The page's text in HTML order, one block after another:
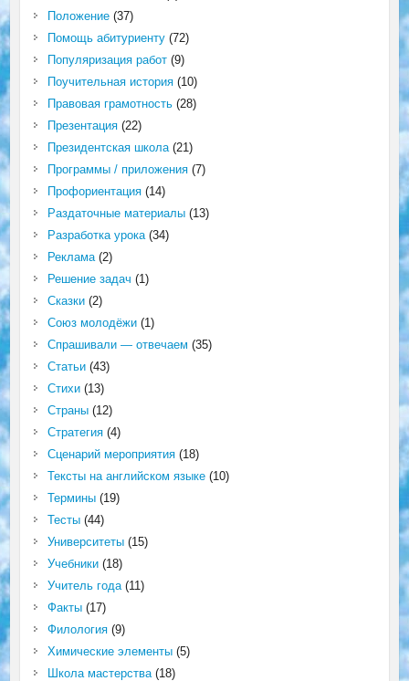
Положение(37)
Помощь абитуриенту(72)
Популяризация работ(9)
Поучительная история(10)
Правовая грамотность(28)
Презентация(22)
Президентская школа(21)
Программы / приложения(7)
Профориентация(14)
Раздаточные материалы(13)
Разработка урока(34)
Реклама(2)
Решение задач (1)
Сказки(2)
Союз молодёжи(1)
Спрашивали — отвечаем (35)
Статьи(43)
Стихи(13)
Страны(12)
Стратегия(4)
Сценарий мероприятия(18)
Тексты на английском языке(10)
Термины(19)
Тесты(44)
Университеты(15)
Учебники(18)
Учитель года(11)
Факты(17)
Филология(9)
Химические элементы(5)
Школа мастерства(18)